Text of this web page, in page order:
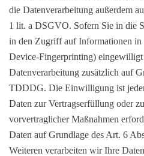
die Datenverarbeitung außerdem
1 lit. a DSGVO. Sofern Sie in die
in den Zugriff auf Informationen
Device-Fingerprinting)
Datenverarbeitung zusätzlich auf
TDDDG. Die Einwilligung ist
Daten zur Vertragserfüllung oder
vorvertraglicher Maßnahmen
Daten auf Grundlage des Art. 6
Weiteren verarbeiten wir Ihre